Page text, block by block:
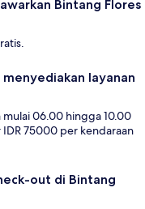
Bintang Flores
layanan
06.00 hingga 10.00
IDR 75000 per kendaraan
out di Bintang